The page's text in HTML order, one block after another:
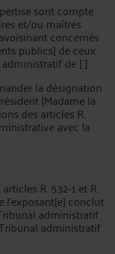
sont compte
et/ou maîtres
concernés
publics] de ceux
de [ ]
la désignation
[Madame la
des articles R.
avec la
R. 532-1 et R.
l'exposant[e] conclut
administratif
Tribunal administratif